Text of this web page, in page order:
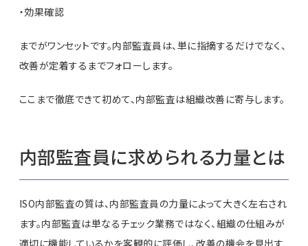
・効果確認
までがワンセットです。内部監査員は、単に指摘するだけでなく、
改善が定着するまでフォローします。
ここまで徹底できて初めて、内部監査は組織改善に寄与します。
内部監査員に求められる力量とは
ISO内部監査の質は、内部監査員の力量によって大きく左右され
ます。内部監査は単なるチェック業務ではなく、組織の仕組みが